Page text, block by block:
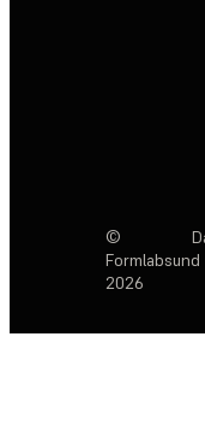
©
Formlabs
2026
und